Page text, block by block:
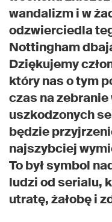
wandalizm i w
odzwierciedla
Nottingham
Dziękujemy
który nas o tym
czas na
uszkodzonych
będzie
najszybciej
To był symbol
ludzi od serialu,
utratę, żałobę i